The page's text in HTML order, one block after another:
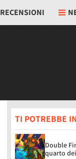
RECENSIONI
TI POTREBBE
Double
quarto